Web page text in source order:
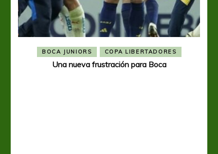
BOCA JUNIORS COPA LIBERTADORES
Una nueva frustración para Boca